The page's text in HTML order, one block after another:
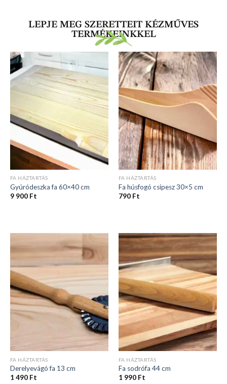
LEPJE MEG SZERETTEIT KÉZMŰVES
TERMÉKEINKKEL
FA HÁZTARTÁS
Gyúródeszka fa 60×40 cm
9 900 Ft
FA HÁZTARTÁS
Fa húsfogó csipesz 30×5 cm
790 Ft
FA HÁZTARTÁS
Derelyevágó fa 13 cm
1 490 Ft
FA HÁZTARTÁS
Fa sodrófa 44 cm
1 990 Ft